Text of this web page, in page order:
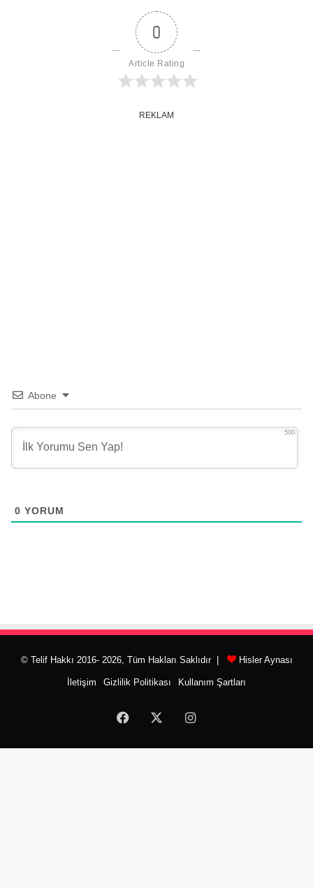
0
Article Rating
REKLAM
Abone
500
0 YORUM
© Telif Hakkı 2016- 2026, Tüm Hakları Saklıdır | Hisler Aynası
İletişim Gizlilik Politikası Kullanım Şartları
Facebook Instagram